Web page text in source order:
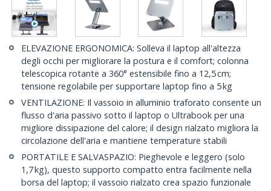
ELEVAZIONE ERGONOMICA: Solleva il laptop all'altezza
degli occhi per migliorare la postura e il comfort; colonna
telescopica rotante a 360° estensibile fino a 12,5 cm;
tensione regolabile per supportare laptop fino a 5 kg
VENTILAZIONE: Il vassoio in alluminio traforato consente un
flusso d'aria passivo sotto il laptop o Ultrabook per una
migliore dissipazione del calore; il design rialzato migliora la
circolazione dell'aria e mantiene temperature stabili
PORTATILE E SALVASPAZIO: Pieghevole e leggero (solo
1,7 kg), questo supporto compatto entra facilmente nella
borsa del laptop; il vassoio rialzato crea spazio funzionale